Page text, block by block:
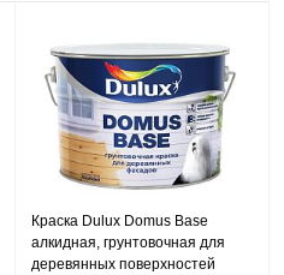
Краска Dulux Domus Base
алкидная, грунтовочная для
деревянных поверхностей